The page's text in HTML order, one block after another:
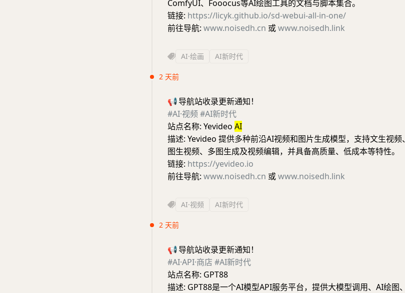
ComfyUI、Fooocus等AI绘图工具的文档与脚本集合。
链接: https://licyk.github.io/sd-webui-all-in-one/
前往导航: www.noisedh.cn 或www.noisedh.link
AI·绘画 AI新时代
2 天前
📢导航站收录更新通知！
#AI·视频#AI新时代
站点名称: Yevideo AI
描述: Yevideo 提供多种前沿AI视频和图片生成模型，支持文生视频、
图生视频、多图生成及视频编辑，并具备高质量、低成本等特性。
链接: https://yevideo.io
前往导航: www.noisedh.cn 或www.noisedh.link
AI·视频 AI新时代
2 天前
📢导航站收录更新通知！
#AI·API·商店 #AI新时代
站点名称: GPT88
描述: GPT88是一个AI模型API服务平台，提供大模型调用、AI绘图、